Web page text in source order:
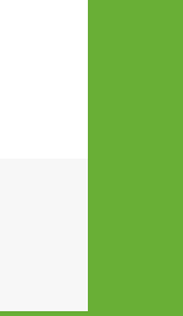
verbleiben